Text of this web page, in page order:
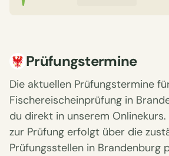
Prüfungstermine
Die aktuellen Prüfungstermine
Fischereischeinprüfung in
du direkt in unserem
zur Prüfung erfolgt über die
Prüfungsstellen in Brandenburg